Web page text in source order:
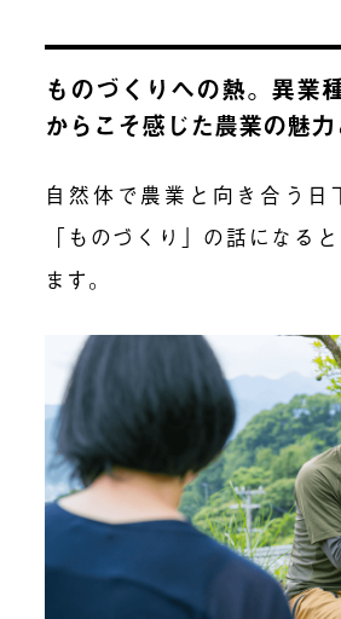
ものづくりへの熱。異業
からこそ感じた農業の魅力
自然体で農業と向き合う日
「ものづくり」の話になる
ます。